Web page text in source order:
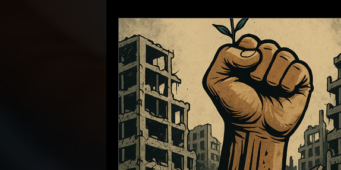
Autour de Carcassonne Barcelona – Visita Spiktri
AN ARTISTIC REBELLION IN MOTION